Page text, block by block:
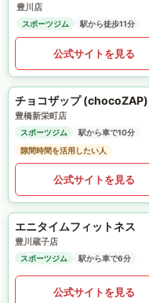
豊川店
スポーツジム 駅から徒歩11分
公式サイトを見る
チョコザップ (chocoZAP)
豊橋新栄町店
スポーツジム
駅から車で10分
隙間時間を活用したい人
公式サイトを見る
エニタイムフィットネス
豊川蔵子店
スポーツジム 駅から車で6分
公式サイトを見る